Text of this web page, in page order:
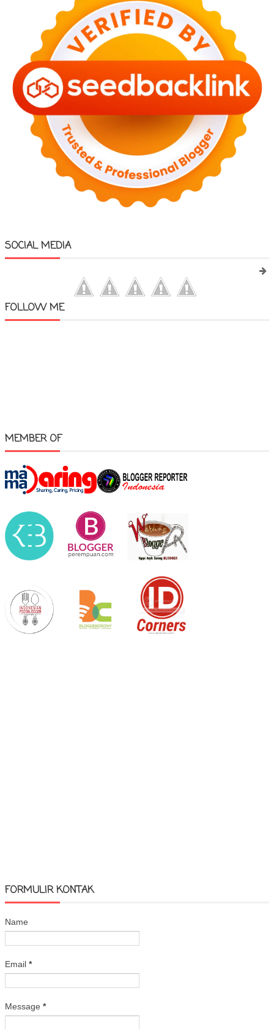
SOCIAL MEDIA
FOLLOW ME
MEMBER OF
FORMULIR KONTAK
Name
Email *
Message *